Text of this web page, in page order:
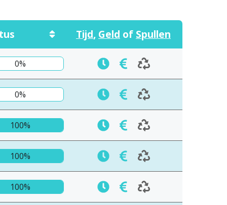
Tijd, Geld of Spullen
0%
0%
100%
100%
100%